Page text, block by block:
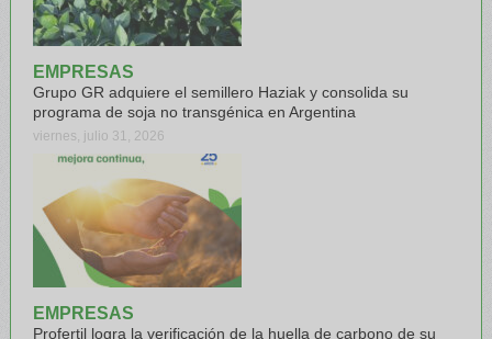
EMPRESAS
Grupo GR adquiere el semillero Haziak y consolida su
programa de soja no transgénica en Argentina
viernes, julio 31, 2026
EMPRESAS
Profertil logra la verificación de la huella de carbono de su